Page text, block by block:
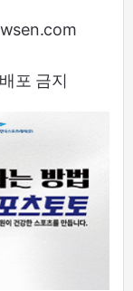
포 금지